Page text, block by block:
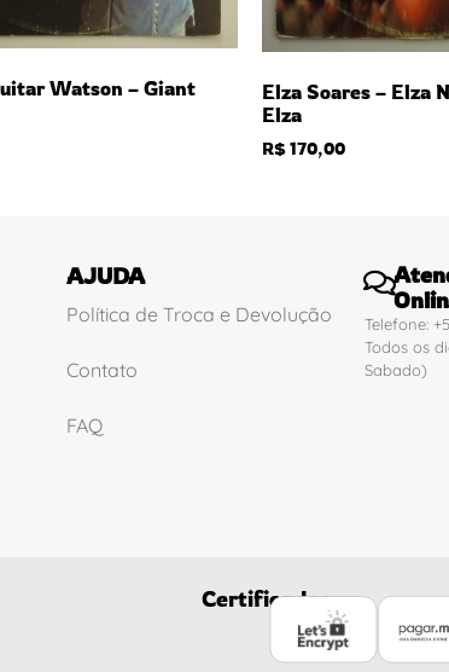
Watson – Giant
Elza Soares – Elza
Elza
R$170,00
AJUDA
Política de Troca e Devolução
Contato
FAQ
Telefone:
Todos os
Sabado)
Certificados